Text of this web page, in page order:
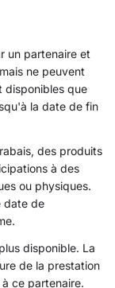
un partenaire et
ne peuvent
disponibles que
la date de fin
des produits
à des
ou physiques.
date de
disponible. La
de la prestation
ce partenaire.